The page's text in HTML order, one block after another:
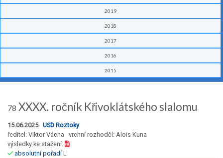
2019
2018
2017
2016
2015
78 XXXX. ročník Křivoklátského slalomu
15.06.2025 USD Roztoky
ředitel: Viktor Vácha vrchní rozhodčí: Alois Kuna
výsledky ke stažení:
absolutní pořadíL